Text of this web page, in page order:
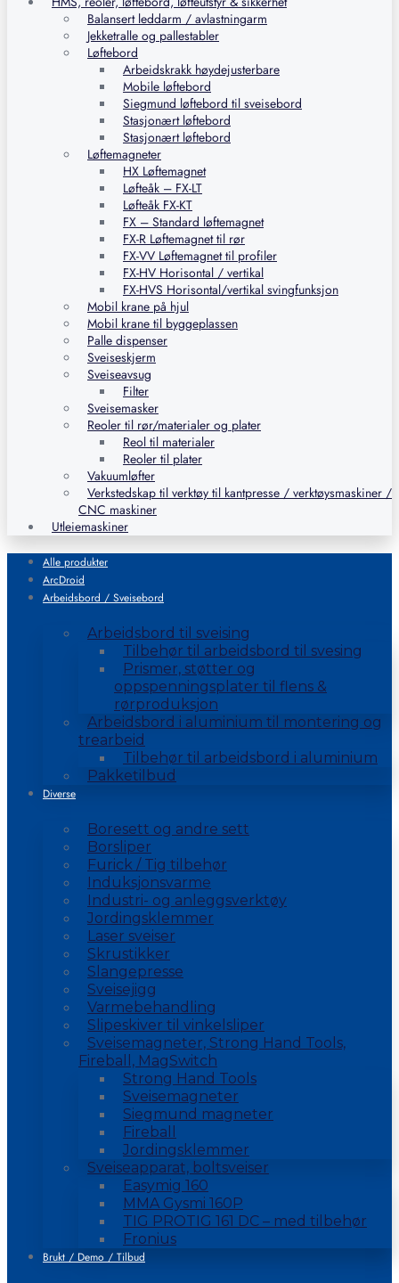
Balansert leddarm / avlastningarm
Jekketralle og pallestabler
Løftebord
Arbeidskrakk høydejusterbare
Mobile løftebord
Siegmund løftebord til sveisebord
Stasjonært løftebord
Stasjonært løftebord
Løftemagneter
HX Løftemagnet
Løfteåk – FX-LT
Løfteåk FX-KT
FX – Standard løftemagnet
FX-R Løftemagnet til rør
FX-VV Løftemagnet til profiler
FX-HV Horisontal / vertikal
FX-HVS Horisontal/vertikal svingfunksjon
Mobil krane på hjul
Mobil krane til byggeplassen
Palle dispenser
Sveiseskjerm
Sveiseavsug
Filter
Sveisemasker
Reoler til rør/materialer og plater
Reol til materialer
Reoler til plater
Vakuumløfter
Verkstedskap til verktøy til kantpresse / verktøysmaskiner /
CNC maskiner
Utleiemaskiner
Alle produkter
ArcDroid
Arbeidsbord / Sveisebord
Arbeidsbord til sveising
Tilbehør til arbeidsbord til svesing
Prismer, støtter og
oppspenningsplater til flens &
rørproduksjon
Arbeidsbord i aluminium til montering og
trearbeid
Tilbehør til arbeidsbord i aluminium
Pakketilbud
Diverse
Boresett og andre sett
Borsliper
Furick / Tig tilbehør
Induksjonsvarme
Industri- og anleggsverktøy
Jordingsklemmer
Laser sveiser
Skrustikker
Slangepresse
Sveisejigg
Varmebehandling
Slipeskiver til vinkelsliper
Sveisemagneter, Strong Hand Tools,
Fireball, MagSwitch
Strong Hand Tools
Sveisemagneter
Siegmund magneter
Fireball
Jordingsklemmer
Sveiseapparat, boltsveiser
Easymig 160
MMA Gysmi 160P
TIG PROTIG 161 DC – med tilbehør
Fronius
Brukt / Demo / Tilbud